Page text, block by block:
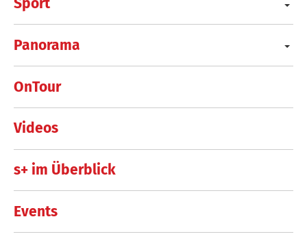
Panorama
OnTour
Videos
s+ im Überblick
Events